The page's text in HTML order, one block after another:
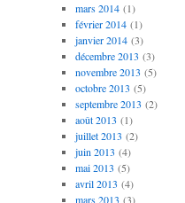
mars 2014(1)
février 2014(1)
janvier 2014(3)
décembre 2013 (3)
novembre 2013 (5)
octobre 2013 (5)
septembre 2013 (2)
août 2013 (1)
juillet 2013 (2)
juin 2013 (4)
mai 2013 (5)
avril 2013 (4)
mars 2013 (3)